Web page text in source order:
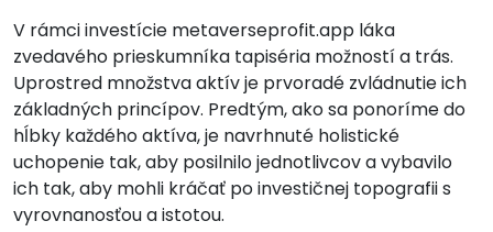
V rámci investície metaverseprofit.app láka
zvedavého prieskumníka tapiséria možností a trás.
Uprostred množstva aktív je prvoradé zvládnutie ich
základných princípov. Predtým, ako sa ponoríme do
hĺbky každého aktíva, je navrhnuté holistické
uchopenie tak, aby posilnilo jednotlivcov a vybavilo
ich tak, aby mohli kráčať po investičnej topografii s
vyrovnanosťou a istotou.